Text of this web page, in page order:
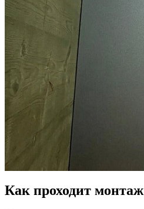
Как проходит монтаж